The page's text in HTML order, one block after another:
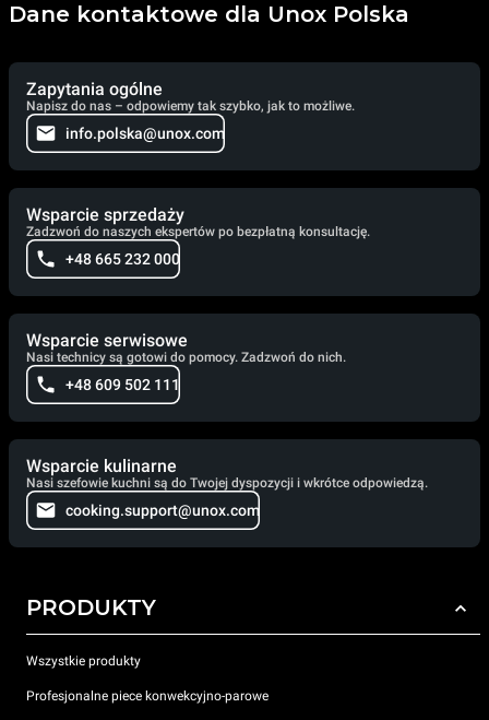
Dane kontaktowe dla Unox Polska
Zapytania ogólne
Napisz do nas – odpowiemy tak szybko, jak to możliwe.
info.polska@unox.com
Wsparcie sprzedaży
Zadzwoń do naszych ekspertów po bezpłatną konsultację.
+48 665 232 000
Wsparcie serwisowe
Nasi technicy są gotowi do pomocy. Zadzwoń do nich.
+48 609 502 111
Wsparcie kulinarne
Nasi szefowie kuchni są do Twojej dyspozycji i wkrótce odpowiedzą.
cooking.support@unox.com
PRODUKTY
Wszystkie produkty
Profesjonalne piece konwekcyjno-parowe